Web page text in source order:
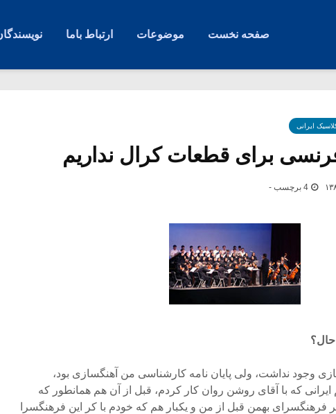
صفحه نخست موضوعات ارتباط باما
ایرانی
برای قطعات کرال نداریم
4 برچسب -
حال؟
وجود نداشت، ولی پایان نامه کارشناسی من آهنگسازی بود،
که با آقای روشن روان کار کردم، قبل از آن هم همانطور که
فرهنگسرای بهمن قبل از من و یکبار هم که خودم با کر این فرهنگسرا